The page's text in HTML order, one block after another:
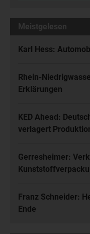
Meistgelesen
Karl Hess:
Rhein-
Erklärungen
KED Ahead:
verlagert
Gerresheimer:
Franz Schneider:
Ende